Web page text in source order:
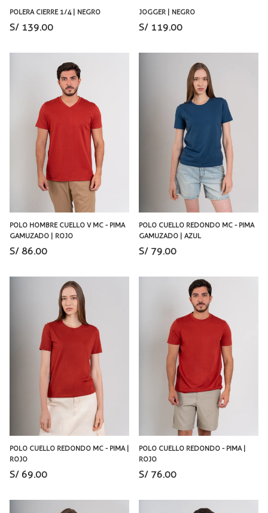
POLERA CIERRE 1/4 | NEGRO
S/ 139.00
JOGGER | NEGRO
S/ 119.00
POLO HOMBRE CUELLO V MC - PIMA
GAMUZADO | ROJO
S/ 86.00
POLO CUELLO REDONDO MC - PIMA
GAMUZADO | AZUL
S/ 79.00
POLO CUELLO REDONDO MC - PIMA |
ROJO
S/ 69.00
POLO CUELLO REDONDO - PIMA |
ROJO
S/ 76.00